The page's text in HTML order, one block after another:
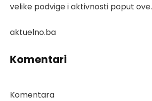
velike podvige i aktivnosti poput ove.
aktuelno.ba
Komentari
Komentara